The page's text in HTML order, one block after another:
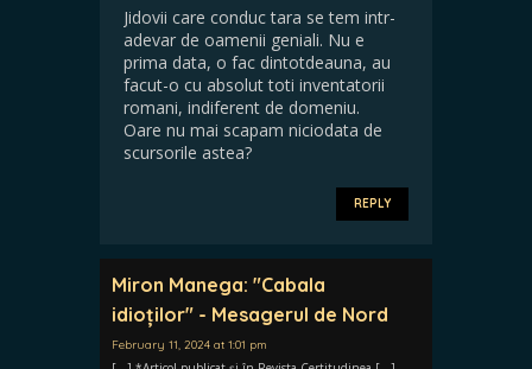
Jidovii care conduc tara se tem intr-
adevar de oamenii geniali. Nu e
prima data, o fac dintotdeauna, au
facut-o cu absolut toti inventatorii
romani, indiferent de domeniu.
Oare nu mai scapam niciodata de
scursorile astea?
REPLY
Miron Manega: "Cabala
idioților" - Mesagerul de Nord
February 11, 2024 at 1:01 pm